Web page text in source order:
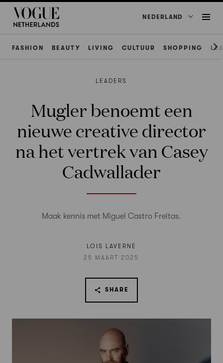
NEDERLAND
FASHION BEAUTY LIVING CULTUUR SHOPPING
LEADERS
Mugler benoemt een
nieuwe creative director
na het vertrek van Casey
Cadwallader
Maak kennis met Miguel Castro Freitas.
LOIS LAVERNE
25 MAART 2025
SHARE